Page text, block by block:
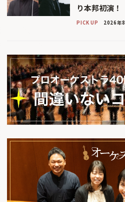
り本邦初演！
PICK UP 2026年